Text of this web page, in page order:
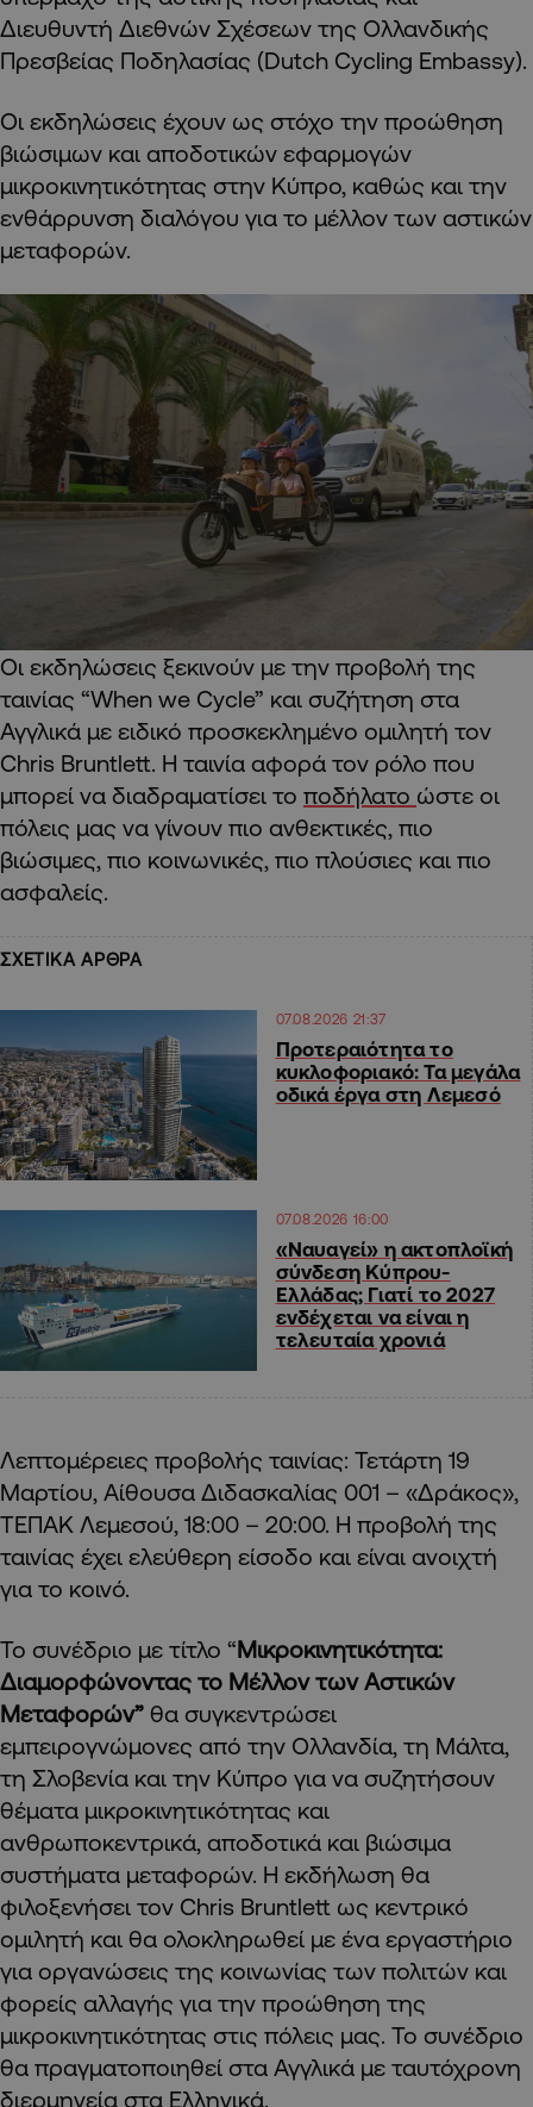
Διευθυντή Διεθνών Σχέσεων της Ολλανδικής
Πρεσβείας Ποδηλασίας (Dutch Cycling Embassy).
Οι εκδηλώσεις έχουν ως στόχο την προώθηση
βιώσιμων και αποδοτικών εφαρμογών
μικροκινητικότητας στην Κύπρο, καθώς και την
ενθάρρυνση διαλόγου για το μέλλον των αστικών
μεταφορών.
Οι εκδηλώσεις ξεκινούν με την προβολή της
ταινίας “When we Cycle” και συζήτηση στα
Αγγλικά με ειδικό προσκεκλημένο ομιλητή τον
Chris Bruntlett. Η ταινία αφορά τον ρόλο που
μπορεί να διαδραματίσει το ποδήλατο ώστε οι
πόλεις μας να γίνουν πιο ανθεκτικές, πιο
βιώσιμες, πιο κοινωνικές, πιο πλούσιες και πιο
ασφαλείς.
ΣΧΕΤΙΚΑ ΑΡΘΡΑ
07.08.2026 21:37
Προτεραιότητα το
κυκλοφοριακό: Τα μεγάλα
οδικά έργα στη Λεμεσό
07.08.2026 16:00
«Ναυαγεί» η ακτοπλοϊκή
σύνδεση Κύπρου-
Ελλάδας; Γιατί το 2027
ενδέχεται να είναι η
τελευταία χρονιά
Λεπτομέρειες προβολής ταινίας: Τετάρτη 19
Μαρτίου, Αίθουσα Διδασκαλίας 001 – «Δράκος»,
ΤΕΠΑΚ Λεμεσού, 18:00 – 20:00. Η προβολή της
ταινίας έχει ελεύθερη είσοδο και είναι ανοιχτή
για το κοινό.
Το συνέδριο με τίτλο “Μικροκινητικότητα:
Διαμορφώνοντας το Μέλλον των Αστικών
Μεταφορών” θα συγκεντρώσει
εμπειρογνώμονες από την Ολλανδία, τη Μάλτα,
τη Σλοβενία και την Κύπρο για να συζητήσουν
θέματα μικροκινητικότητας και
ανθρωποκεντρικά, αποδοτικά και βιώσιμα
συστήματα μεταφορών. Η εκδήλωση θα
φιλοξενήσει τον Chris Bruntlett ως κεντρικό
ομιλητή και θα ολοκληρωθεί με ένα εργαστήριο
για οργανώσεις της κοινωνίας των πολιτών και
φορείς αλλαγής για την προώθηση της
μικροκινητικότητας στις πόλεις μας. Το συνέδριο
θα πραγματοποιηθεί στα Αγγλικά με ταυτόχρονη
διερμηνεία στα Ελληνικά.